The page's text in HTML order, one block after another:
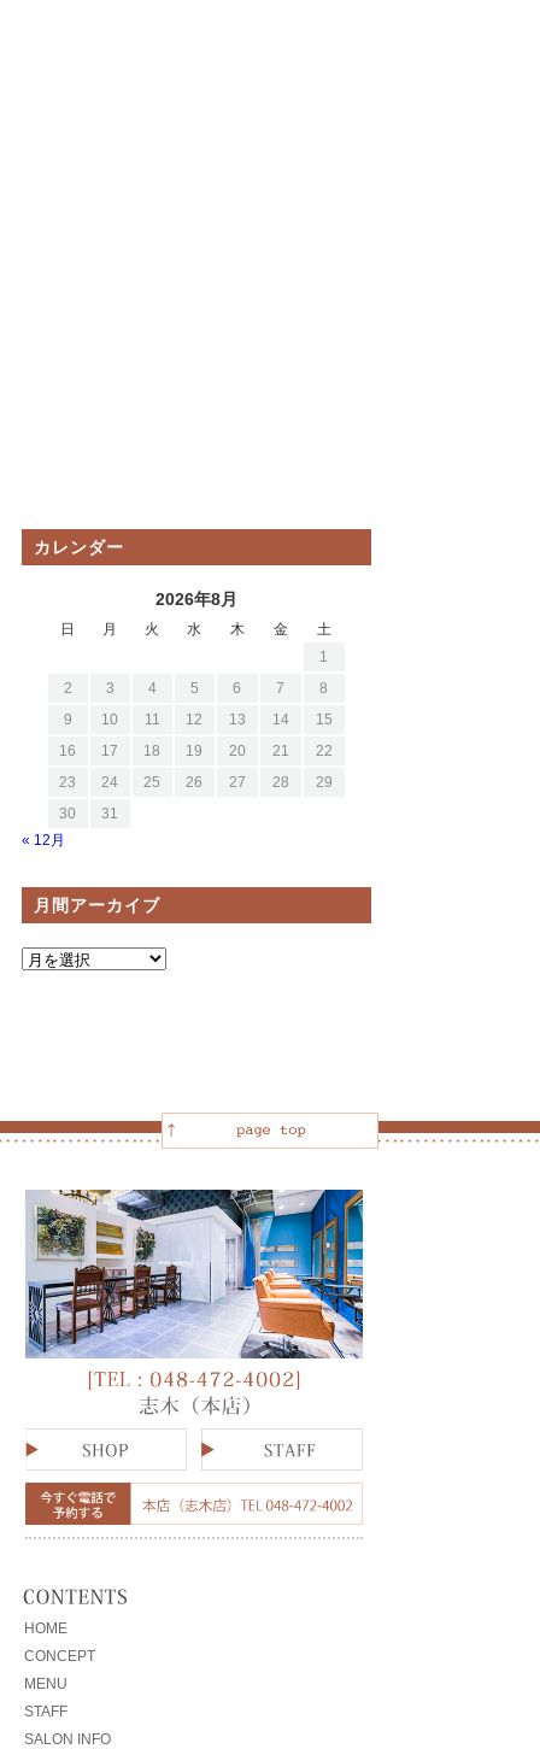
カレンダー
2026年8月
日 月 火 水 木 金
土
1
2
3 4 5 6 7
8
9
10 11 12 13 14
15
16
17 18 19 20 21
22
23
24 25 26 27 28
29
30
31
« 12月
月間アーカイブ
HOME
CONCEPT
MENU
STAFF
SALON INFO